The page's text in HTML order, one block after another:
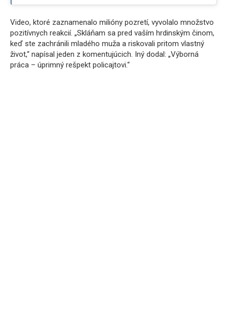
Video, ktoré zaznamenalo milióny pozretí, vyvolalo množstvo
pozitívnych reakcií. „Skláňam sa pred vaším hrdinským činom,
keď ste zachránili mladého muža a riskovali pritom vlastný
život,“ napísal jeden z komentujúcich. Iný dodal: „Výborná
práca – úprimný rešpekt policajtovi.“